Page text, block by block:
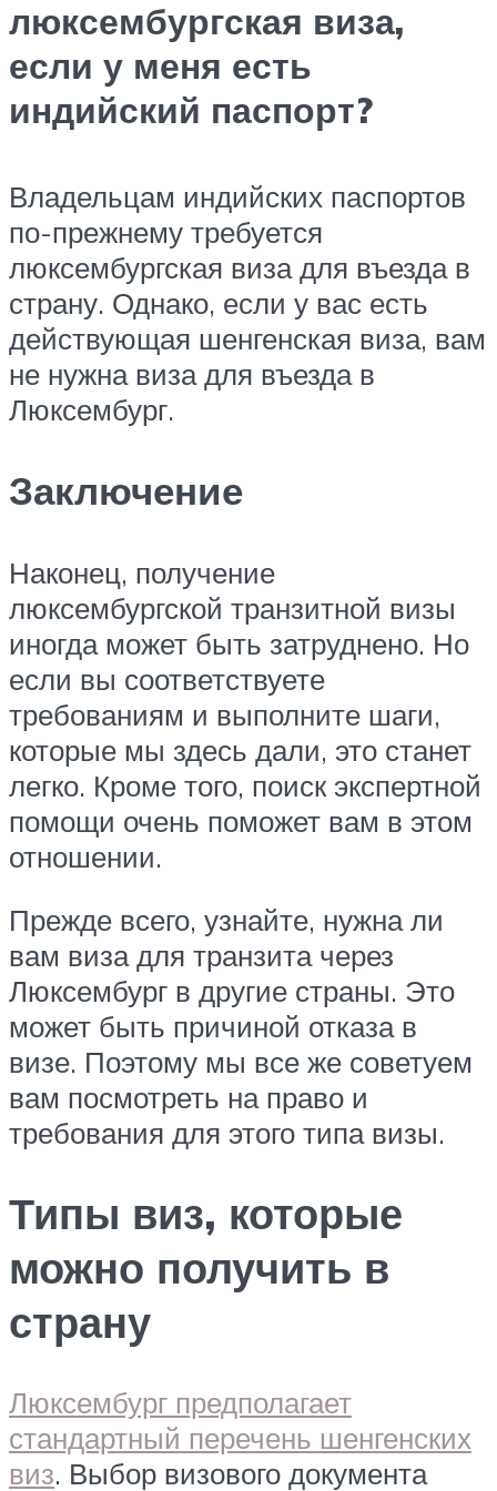
люксембургская виза,
если у меня есть
индийский паспорт?
Владельцам индийских паспортов
по-прежнему требуется
люксембургская виза для въезда в
страну. Однако, если у вас есть
действующая шенгенская виза, вам
не нужна виза для въезда в
Люксембург.
Заключение
Наконец, получение
люксембургской транзитной визы
иногда может быть затруднено. Но
если вы соответствуете
требованиям и выполните шаги,
которые мы здесь дали, это станет
легко. Кроме того, поиск экспертной
помощи очень поможет вам в этом
отношении.
Прежде всего, узнайте, нужна ли
вам виза для транзита через
Люксембург в другие страны. Это
может быть причиной отказа в
визе. Поэтому мы все же советуем
вам посмотреть на право и
требования для этого типа визы.
Типы виз, которые
можно получить в
страну
Люксембург предполагает
стандартный перечень шенгенских
виз. Выбор визового документа